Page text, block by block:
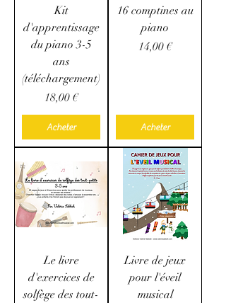
Kit
d'apprentissage
du piano 3-5
ans
(téléchargement)
Prix
18,00 €
Acheter
16 comptines au
piano
Prix
14,00 €
Acheter
Le livre
d'exercices de
solfège des tout-
Livre de jeux
pour l'éveil
musical